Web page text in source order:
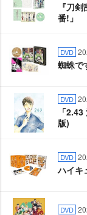
『刀
番!」
DVD
蜘蛛で
DVD
「
版)
DVD
ハイキ
DVD